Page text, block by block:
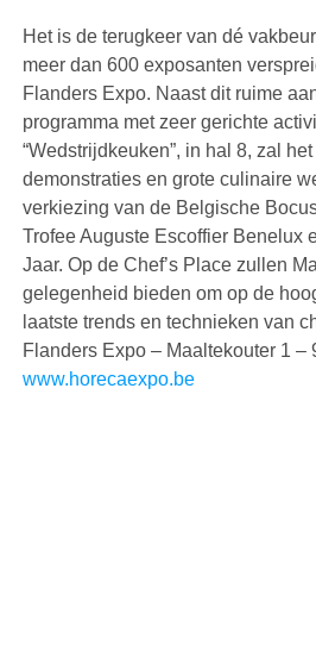
Het is de terugkeer van dé
meer dan 600 exposanten
Flanders Expo. Naast dit ruime
programma met zeer gerichte
“Wedstrijdkeuken”, in hal 8, zal
demonstraties en grote culinaire
verkiezing van de Belgische
Trofee Auguste Escoffier Benelux
Jaar. Op de Chef’s Place zullen
gelegenheid bieden om op de
laatste trends en technieken van
Flanders Expo – Maaltekouter 1 –
www.horecaexpo.be